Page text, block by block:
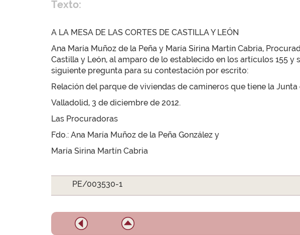
Texto:
A LA MESA DE LAS CORTES DE CASTILLA Y LEÓN
Ana María Muñoz de la Peña y María Sirina Martín Cabria,
Castilla y León, al amparo de lo establecido en los artículos 155
siguiente pregunta para su contestación por escrito:
Relación del parque de viviendas de camineros que tiene la
Valladolid, 3 de diciembre de 2012.
Las Procuradoras
Fdo.: Ana María Muñoz de la Peña González y
María Sirina Martín Cabria
PE/003530-1